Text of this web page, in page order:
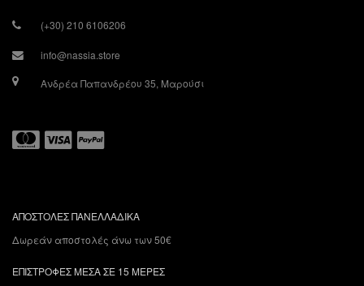
(+30) 210 6106206
info@nassia.store
Ανδρέα Παπανδρέου 35, Μαρούσι
ΑΠΟΣΤΟΛΕΣ ΠΑΝΕΛΛΑΔΙΚΑ
Δωρεάν αποστολές άνω των 50€
ΕΠΙΣΤΡΟΦΕΣ ΜΕΣΑ ΣΕ 15 ΜΕΡΕΣ